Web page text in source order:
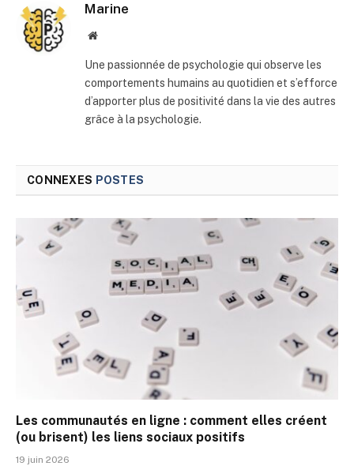
Marine
Site
Une passionnée de psychologie qui observe les
comportements humains au quotidien et s’efforce
d’apporter plus de positivité dans la vie des autres
grâce à la psychologie.
CONNEXES POSTES
Les communautés en ligne : comment elles créent
(ou brisent) les liens sociaux positifs
19 juin 2026